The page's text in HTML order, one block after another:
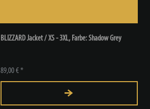
BLIZZARD Jacket / XS - 3XL, Farbe: Shadow Grey
89,00 € *